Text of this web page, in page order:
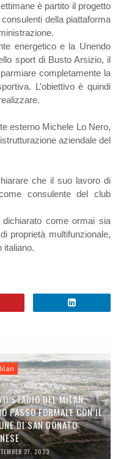
è partito il progetto
della piattaforma
energetico e la Unendo
sport di Busto Arsizio, il
completamente la
L’obiettivo è quindi
esterno Michele Lo Nero,
aziendale del
che il suo lavoro di
consulente del club
come ormai sia
proprietà multifunzionale,
italiano.
STADIO DEL MILAN,
PASSO FORMALE CON IL
DI SAN DONATO
27, 2023